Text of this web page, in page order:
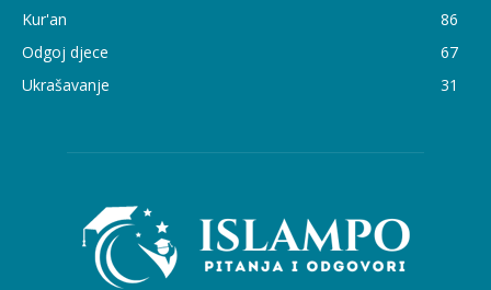
Kur'an
86
Odgoj djece
67
Ukrašavanje
31